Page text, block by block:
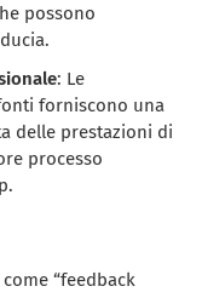
possono
: Le
forniscono una
delle prestazioni di
processo
“feedback